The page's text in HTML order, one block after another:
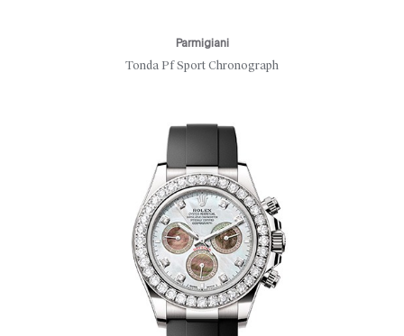
Parmigiani
Tonda Pf Sport Chronograph